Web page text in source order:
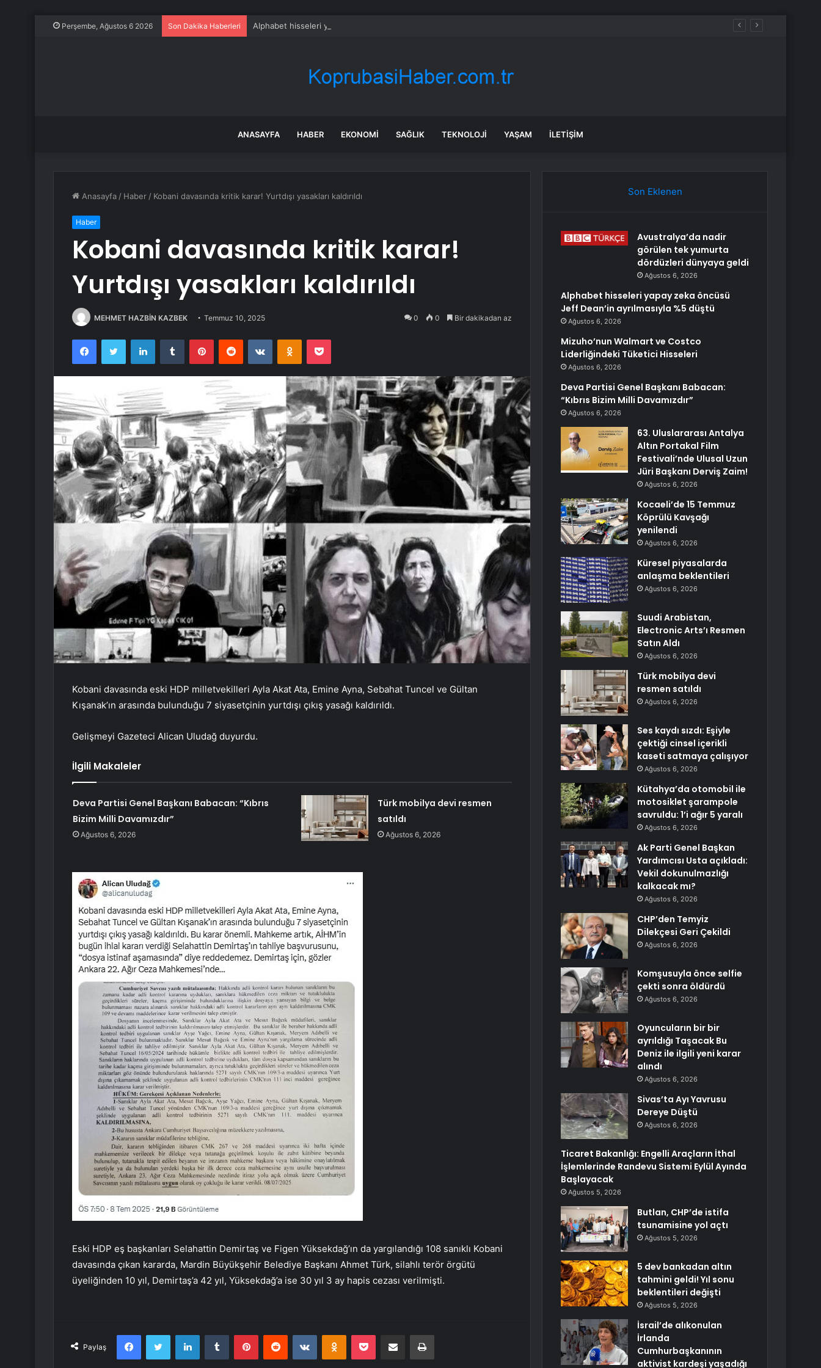
Perşembe, Ağustos 6 2026 Son Dakika Haberleri Alphabet hisseleri yapay zeka öncüsü Jeff Dean’in ayrılmasıyla %5 düştü
ANASAYFA HABER EKONOMI SAĞLIK TEKNOLOJI YAŞAM İLETIŞIM
Anasayfa / Haber / Kobani davasında kritik karar! Yurtdışı yasakları kaldırıldı
Haber
Kobani davasında kritik karar!
Yurtdışı yasakları kaldırıldı
MEHMET HAZBİN KAZBEK Temmuz 10, 2025 0 0 Bir dakikadan az
FacebookTwitter LinkedInTumblr PinterestReddit VKontakteOdnoklassniki
Pocket
Kobani davasında eski HDP milletvekilleri Ayla Akat Ata, Emine Ayna, Sebahat Tuncel ve Gültan
Kışanak’ın arasında bulunduğu 7 siyasetçinin yurtdışı çıkış yasağı kaldırıldı.
Gelişmeyi Gazeteci Alican Uludağ duyurdu.
İlgili Makaleler
Deva Partisi Genel Başkanı Babacan: “Kıbrıs
Bizim Milli Davamızdır”
Ağustos 6, 2026
Türk mobilya devi resmen
satıldı
Ağustos 6, 2026
Eski HDP eş başkanları Selahattin Demirtaş ve Figen Yüksekdağ’ın da yargılandığı 108 sanıklı Kobani
davasında çıkan kararda, Mardin Büyükşehir Belediye Başkanı Ahmet Türk, silahlı terör örgütü
üyeliğinden 10 yıl, Demirtaş’a 42 yıl, Yüksekdağ’a ise 30 yıl 3 ay hapis cezası verilmişti.
Paylaş
FacebookTwitter LinkedInTumblr PinterestReddit VKontakteOdnoklassniki
Pocket E-Posta ile paylaş Yazdır
Son Eklenen
Avustralya’da nadir
görülen tek yumurta
dördüzleri dünyaya geldi
Ağustos 6, 2026
Alphabet hisseleri yapay zeka öncüsü
Jeff Dean’in ayrılmasıyla %5 düştü
Ağustos 6, 2026
Mizuho’nun Walmart ve Costco
Liderliğindeki Tüketici Hisseleri
Ağustos 6, 2026
Deva Partisi Genel Başkanı Babacan:
“Kıbrıs Bizim Milli Davamızdır”
Ağustos 6, 2026
63. Uluslararası Antalya
Altın Portakal Film
Festivali’nde Ulusal Uzun
Jüri Başkanı Derviş Zaim!
Ağustos 6, 2026
Kocaeli’de 15 Temmuz
Köprülü Kavşağı
yenilendi
Ağustos 6, 2026
Küresel piyasalarda
anlaşma beklentileri
Ağustos 6, 2026
Suudi Arabistan,
Electronic Arts’ı Resmen
Satın Aldı
Ağustos 6, 2026
Türk mobilya devi
resmen satıldı
Ağustos 6, 2026
Ses kaydı sızdı: Eşiyle
çektiği cinsel içerikli
kaseti satmaya çalışıyor
Ağustos 6, 2026
Kütahya’da otomobil ile
motosiklet şarampole
savruldu: 1’i ağır 5 yaralı
Ağustos 6, 2026
Ak Parti Genel Başkan
Yardımcısı Usta açıkladı:
Vekil dokunulmazlığı
kalkacak mı?
Ağustos 6, 2026
CHP’den Temyiz
Dilekçesi Geri Çekildi
Ağustos 6, 2026
Komşusuyla önce selfie
çekti sonra öldürdü
Ağustos 6, 2026
Oyuncuların bir bir
ayrıldığı Taşacak Bu
Deniz ile ilgili yeni karar
alındı
Ağustos 6, 2026
Sivas’ta Ayı Yavrusu
Dereye Düştü
Ağustos 6, 2026
Ticaret Bakanlığı: Engelli Araçların İthal
İşlemlerinde Randevu Sistemi Eylül Ayında
Başlayacak
Ağustos 5, 2026
Butlan, CHP’de istifa
tsunamisine yol açtı
Ağustos 5, 2026
5 dev bankadan altın
tahmini geldi! Yıl sonu
beklentileri değişti
Ağustos 5, 2026
İsrail’de alıkonulan
İrlanda
Cumhurbaşkanının
aktivist kardeşi yaşadığı